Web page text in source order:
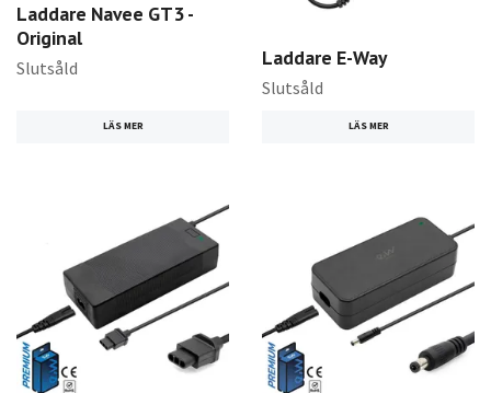
Laddare Navee GT3 -
Original
Slutsåld
LÄS MER
Laddare E-Way
Slutsåld
LÄS MER